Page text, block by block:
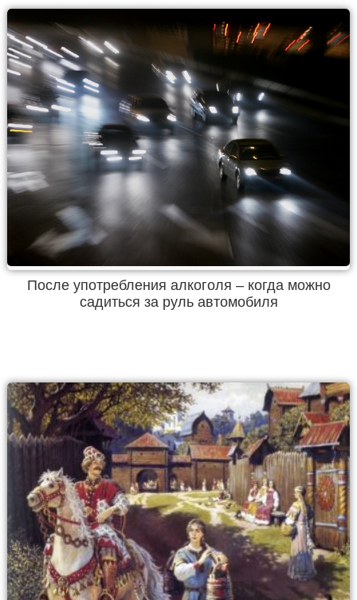
После употребления алкоголя – когда можно
садиться за руль автомобиля